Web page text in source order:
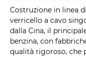
Costruzione in linea
verricello a cavo
dalla Cina, il
benzina, con
qualità rigoroso, che